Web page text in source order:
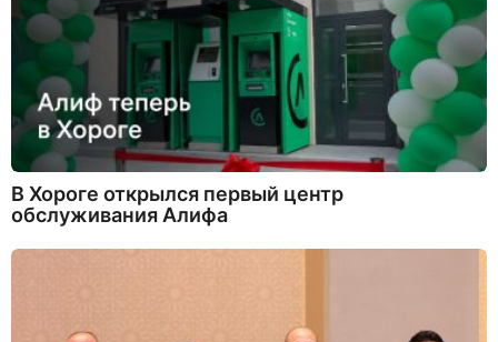
В Хороге открылся первый центр
обслуживания Алифа